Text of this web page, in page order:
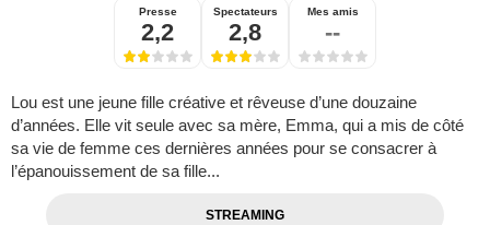
Presse
2,2
Spectateurs
2,8
Mes amis
--
Lou est une jeune fille créative et rêveuse d’une douzaine
d’années. Elle vit seule avec sa mère, Emma, qui a mis de côté
sa vie de femme ces dernières années pour se consacrer à
l’épanouissement de sa fille...
STREAMING